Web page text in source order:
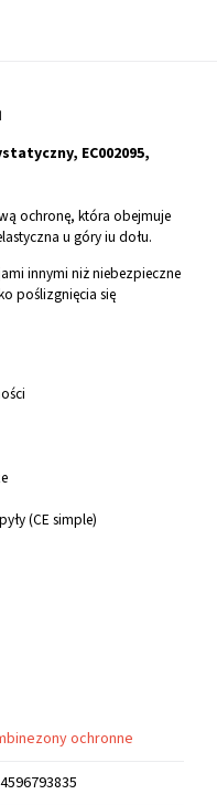
EC002095,
ochronę, która obejmuje
u góry iu dołu.
innymi niż niebezpieczne
poślizgnięcia się
(CE simple)
ochronne